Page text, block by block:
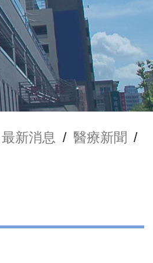
最新消息 / 醫療新聞 /